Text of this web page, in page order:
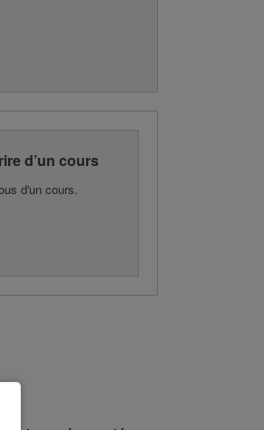
d’un cours
d'un cours.